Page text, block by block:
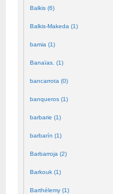
Balkis (6)
Balkis-Makeda (1)
bamia (1)
Banaïas. (1)
bancarrota (0)
banqueros (1)
barbarie (1)
barbarín (1)
Barbarroja (2)
Barkouk (1)
Barthélemy (1)